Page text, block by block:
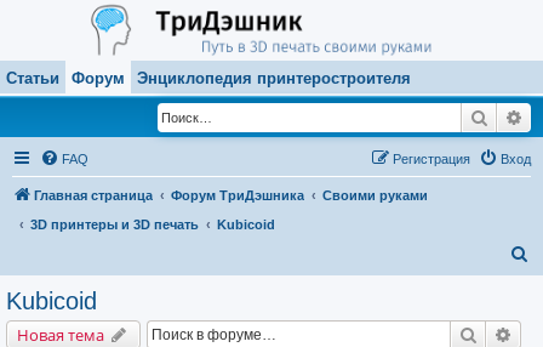
Статьи Форум Энциклопедия принтеростроителя
Поиск
FAQ Вход
Регистрация
Главная страница Форум ТриДэшника
Своими руками
3D принтеры и 3D печать
Kubicoid
Kubicoid
Новая тема Поиск